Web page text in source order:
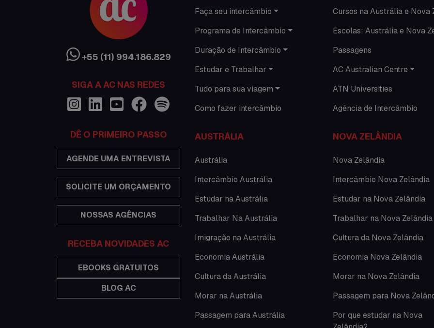
+55 (11) 994.186.829
SIGA A AC NAS REDES
DÊ O PRIMEIRO PASSO
AGENDE UMA ENTREVISTA
SOLICITE UM ORÇAMENTO
NOSSAS AGÊNCIAS
RECEBA NOVIDADES AC
EBOOKS GRATUITOS
BLOG AC
Faça seu intercâmbio
Programa de Intercâmbio
Duração de Intercâmbio
Estudar e Trabalhar
Tudo para sua viagem
Como fazer intercâmbio
Cursos na Austrália e Nova
Escolas: Austrália e Nova
Passagens
AC Australian Centre
ATN Universities
Agência de Intercâmbio
AUSTRÁLIA
Austrália
Intercâmbio Austrália
Estudar na Austrália
Trabalhar Na Austrália
Imigração na Austrália
Economia Austrália
Cultura da Austrália
Morar na Austrália
Passagem para Austrália
NOVA ZELÂNDIA
Nova Zelândia
Intercâmbio Nova Zelândia
Estudar na Nova Zelândia
Trabalhar na Nova Zelândia
Cultura da Nova Zelândia
Economia Nova Zelândia
Morar na Nova Zelândia
Passagem para Nova
Por que estudar na Nova